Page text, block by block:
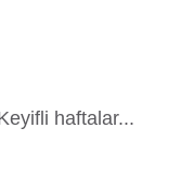
haftalar...